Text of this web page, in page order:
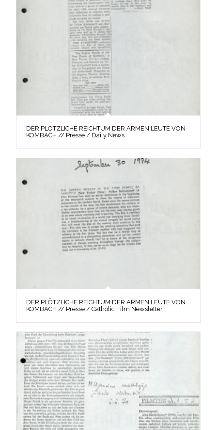
DER PLÖTZLICHE REICHTUM DER ARMEN LEUTE VON
KOMBACH // Presse / Daily News
DER PLÖTZLICHE REICHTUM DER ARMEN LEUTE VON
KOMBACH // Presse / Catholic Film Newsletter